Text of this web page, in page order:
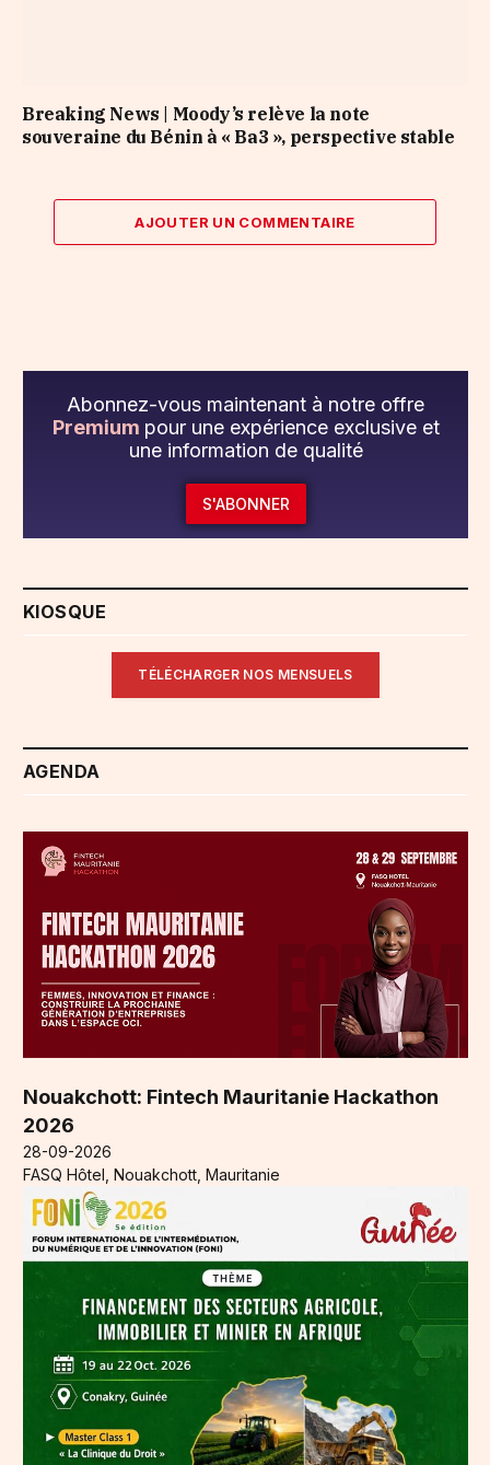
Breaking News | Moody’s relève la note
souveraine du Bénin à « Ba3 », perspective stable
AJOUTER UN COMMENTAIRE
Abonnez-vous maintenant à notre offre
Premium pour une expérience exclusive et
une information de qualité
S'ABONNER
KIOSQUE
TÉLÉCHARGER NOS MENSUELS
AGENDA
Nouakchott: Fintech Mauritanie Hackathon
2026
28-09-2026
FASQ Hôtel, Nouakchott, Mauritanie